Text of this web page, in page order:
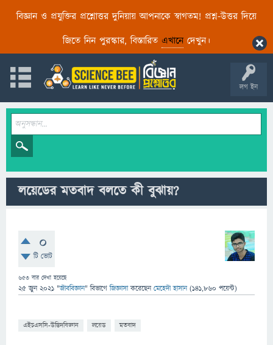
বিজ্ঞান ও প্রযুক্তির প্রশ্নোত্তর দুনিয়ায় আপনাকে স্বাগতম! প্রশ্ন-উত্তর দিয়ে
জিতে নিন পুরস্কার, বিস্তারিত এখানেদেখুন।
লগ ইন
লয়েডের মতবাদ বলতে কী বুঝায়?
0
টি ভোট
653 বার দেখা হয়েছে
25 জুন 2021 "জীববিজ্ঞান" বিভাগে জিজ্ঞাসাকরেছেনমেহেদী হাসান (141,860 পয়েন্ট)
এইচএসসি-উদ্ভিদবিজ্ঞান লয়েড মতবাদ